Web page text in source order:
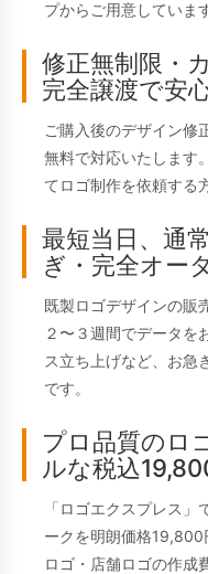
プからご用意していま
修正無制限・
完全譲渡で安
ご購入後のデザイン修
無料で対応いたします
てロゴ制作を依頼する
最短当日、通
ぎ・完全オー
既製ロゴデザインの販
２〜３週間でデータを
ス立ち上げなど、お急
です。
プロ品質のロ
ルな税込
「ロゴエクスプレス
ークを明朗価格19,800
ロゴ・店舗ロゴの作成